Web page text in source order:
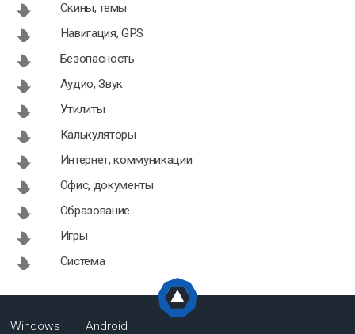
Скины, темы
Навигация, GPS
Безопасность
Аудио, Звук
Утилиты
Калькуляторы
Интернет, коммуникации
Офис, документы
Образование
Игры
Система
Windows Android